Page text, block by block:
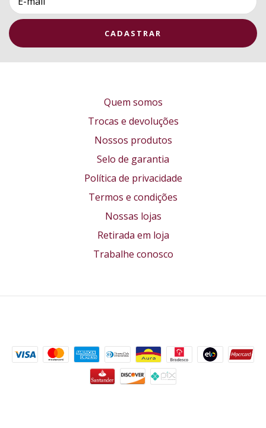
Quem somos
Trocas e devoluções
Nossos produtos
Selo de garantia
Política de privacidade
Termos e condições
Nossas lojas
Retirada em loja
Trabalhe conosco